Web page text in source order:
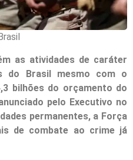
as atividades de caráter
do Brasil mesmo com o
bilhões do orçamento do
pelo Executivo no
permanentes, a Força
de combate ao crime já